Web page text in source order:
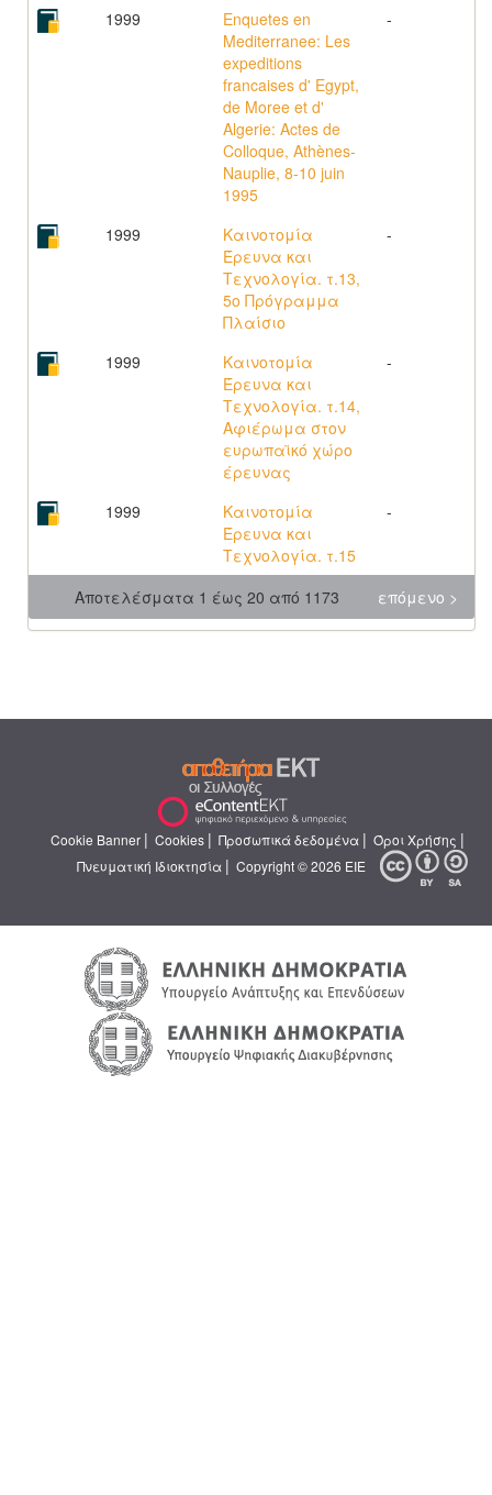
1999
Enquetes en
Mediterranee: Les
expeditions
francaises d' Egypt,
de Moree et d'
Algerie: Actes de
Colloque, Athènes-
Nauplie, 8-10 juin
1995
-
1999
Καινοτομία
Έρευνα και
Τεχνολογία. τ.13,
5ο Πρόγραμμα
Πλαίσιο
-
1999
Καινοτομία
Έρευνα και
Τεχνολογία. τ.14,
Αφιέρωμα στον
ευρωπαϊκό χώρο
έρευνας
-
1999
Καινοτομία
Έρευνα και
Τεχνολογία. τ.15
-
Αποτελέσματα 1 έως 20 από 1173 επόμενο >
Cookie Banner | Cookies | Προσωπικά δεδομένα | Όροι Χρήσης |
Πνευματική Ιδιοκτησία | Copyright © 2026 ΕΙΕ